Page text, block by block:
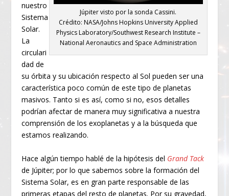
Júpiter visto por la sonda Cassini.
Crédito: NASA/Johns Hopkins University Applied
Physics Laboratory/Southwest Research Institute –
National Aeronautics and Space Administration
nuestro
Sistema
Solar.
La
circulari
dad de
su órbita y su ubicación respecto al Sol pueden ser una
característica poco común de este tipo de planetas
masivos. Tanto si es así, como si no, esos detalles
podrían afectar de manera muy significativa a nuestra
comprensión de los exoplanetas y a la búsqueda que
estamos realizando.
Hace algún tiempo hablé de la hipótesis del Grand Tack
de Júpiter; por lo que sabemos sobre la formación del
Sistema Solar, es en gran parte responsable de las
primeras etapas del resto de planetas. Por su gravedad,